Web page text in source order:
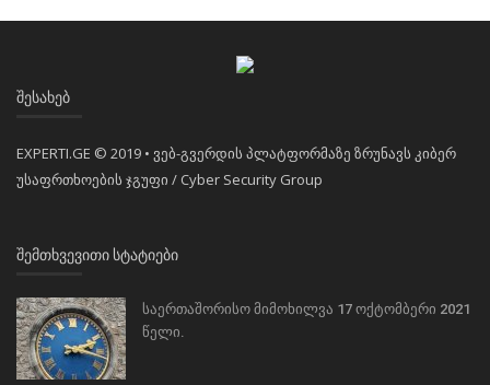
ᲨᲔᲡᲐᲮᲔᲑ
EXPERTI.GE © 2019 • ვებ-გვერდის პლატფორმაზე ზრუნავს კიბერ
უსაფრთხოების ჯგუფი / Cyber Security Group
ᲨᲔᲛᲗᲮᲕᲔᲕᲘᲗᲘ ᲡᲢᲐᲢᲘᲔᲑᲘ
საერთაშორისო მიმოხილვა 17 ოქტომბერი 2021
წელი.